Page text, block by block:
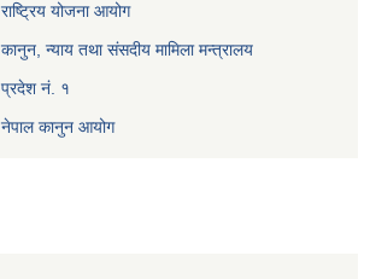
राष्ट्रिय योजना आयोग
कानुन, न्याय तथा संसदीय मामिला मन्त्रालय
प्रदेश नं. १
नेपाल कानुन आयोग